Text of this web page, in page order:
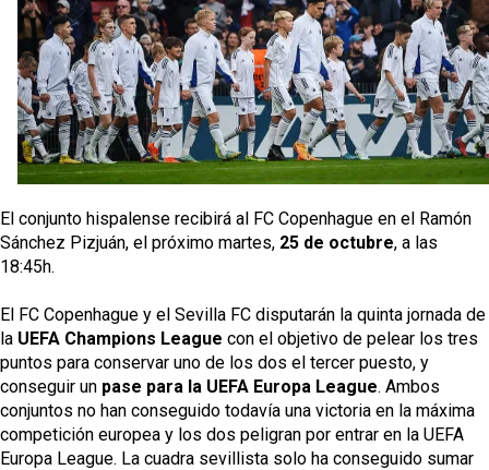
El Sevilla oficializa el traspaso de Sow
Miguel Sierra: La temporada pasada se vio
reflejado que podemos tirar para delante y
trabajamos con ilusión
Diomande ya es madridista mientras Rodri agita el
mercado
OFICIAL | Juanlu se marcha al Bournemouth
El conjunto hispalense recibirá al FC Copenhague en el Ramón
Sánchez Pizjuán, el próximo martes, 25 de octubre, a las
18:45h.
El FC Copenhague y el Sevilla FC disputarán la quinta jornada de
la UEFA Champions League con el objetivo de pelear los tres
puntos para conservar uno de los dos el tercer puesto, y
conseguir un pase para la UEFA Europa League. Ambos
conjuntos no han conseguido todavía una victoria en la máxima
competición europea y los dos peligran por entrar en la UEFA
Europa League. La cuadra sevillista solo ha conseguido sumar